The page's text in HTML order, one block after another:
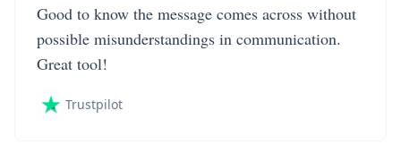
Good to know the message comes across without
possible misunderstandings in communication.
Great tool!
Trustpilot